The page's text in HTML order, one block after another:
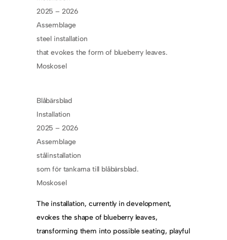
2025 – 2026
Assemblage
steel installation
that evokes the form of blueberry leaves.
Moskosel
Blåbärsblad
Installation
2025 – 2026
Assemblage
stålinstallation
som för tankarna till blåbärsblad.
Moskosel
The installation, currently in development,
evokes the shape of blueberry leaves,
transforming them into possible seating, playful